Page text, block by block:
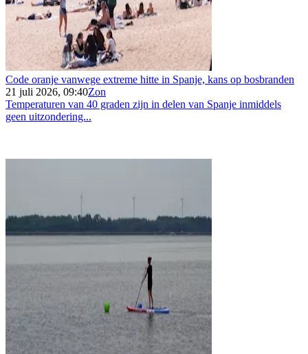
Code oranje vanwege extreme hitte in Spanje, kans op bosbranden
21 juli 2026, 09:40Zon
Temperaturen van 40 graden zijn in delen van Spanje inmiddels
geen uitzondering...